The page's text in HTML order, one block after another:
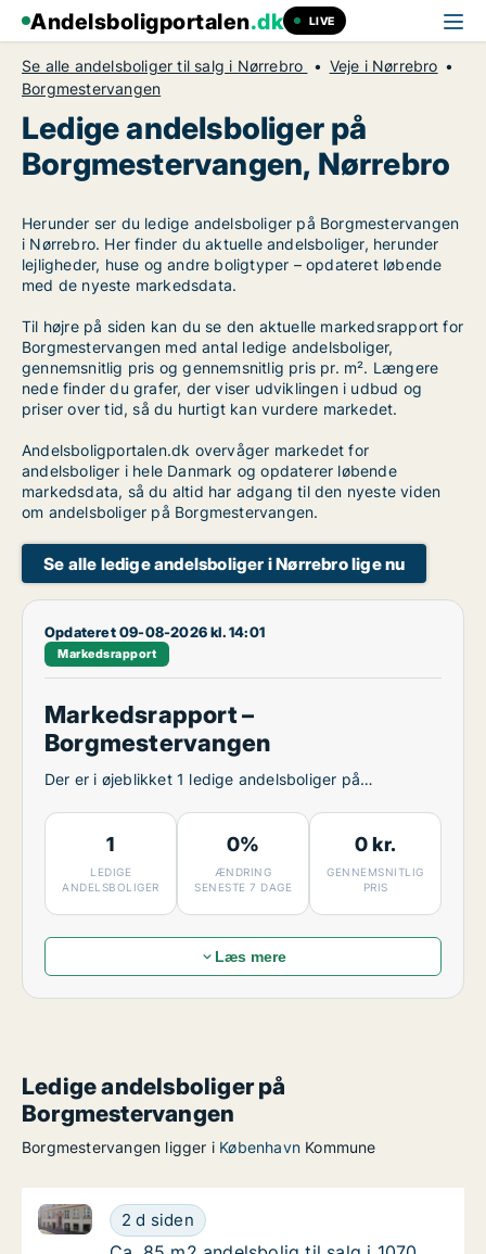
Andelsboligportalen.dk LIVE
Se alle andelsboliger til salg i Nørrebro
Veje i Nørrebro
Borgmestervangen
Ledige andelsboliger på
Borgmestervangen, Nørrebro
Herunder ser du ledige andelsboliger på Borgmestervangen
i Nørrebro. Her finder du aktuelle andelsboliger, herunder
lejligheder, huse og andre boligtyper – opdateret løbende
med de nyeste markedsdata.
Til højre på siden kan du se den aktuelle markedsrapport for
Borgmestervangen med antal ledige andelsboliger,
gennemsnitlig pris og gennemsnitlig pris pr. m². Længere
nede finder du grafer, der viser udviklingen i udbud og
priser over tid, så du hurtigt kan vurdere markedet.
Andelsboligportalen.dk overvåger markedet for
andelsboliger i hele Danmark og opdaterer løbende
markedsdata, så du altid har adgang til den nyeste viden
om andelsboliger på Borgmestervangen.
Se alle ledige andelsboliger i Nørrebro lige nu
Opdateret 09-08-2026 kl. 14:01
Markedsrapport
Markedsrapport –
Borgmestervangen
Der er i øjeblikket 1 ledige andelsboliger på
1
LEDIGE
ANDELSBOLIGER
0%
ÆNDRING
SENESTE 7 DAGE
0 kr.
GENNEMSNITLIG
PRIS
Læs mere
Ledige andelsboliger på
Borgmestervangen
Borgmestervangen ligger i København Kommune
Ca. 85 m2 andelsbolig til salg i 1070
2 d siden
Ca. 85 m2 andelsbolig til salg i 1070 København K,